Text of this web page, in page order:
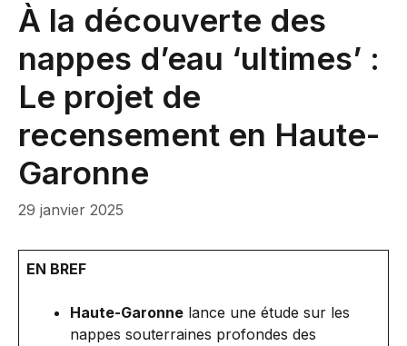
À la découverte des
nappes d’eau ‘ultimes’ :
Le projet de
recensement en Haute-
Garonne
29 janvier 2025
EN BREF
Haute-Garonne lance une étude sur les
nappes souterraines profondes des